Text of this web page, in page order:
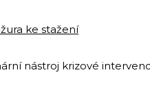
ke stažení
nástroj krizové